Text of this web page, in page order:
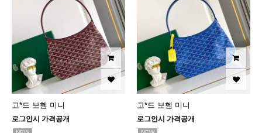
고*드 보헴 미니
로그인시 가격공개
고*드 보헴 미니
로그인시 가격공개